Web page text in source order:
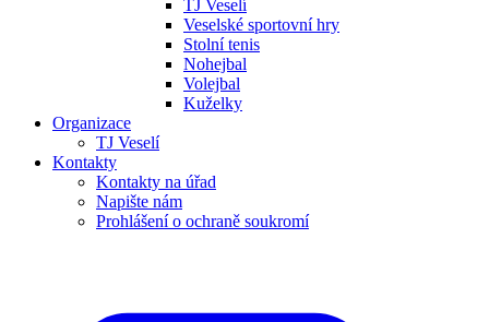
TJ Veselí
Veselské sportovní hry
Stolní tenis
Nohejbal
Volejbal
Kuželky
Organizace
TJ Veselí
Kontakty
Kontakty na úřad
Napište nám
Prohlášení o ochraně soukromí